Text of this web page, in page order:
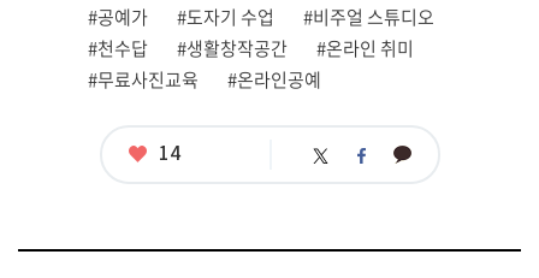
#공예가
#도자기 수업
#비주얼 스튜디오
#천수답
#생활창작공간
#온라인 취미
#무료사진교육
#온라인공예
좋
14 트 페 카